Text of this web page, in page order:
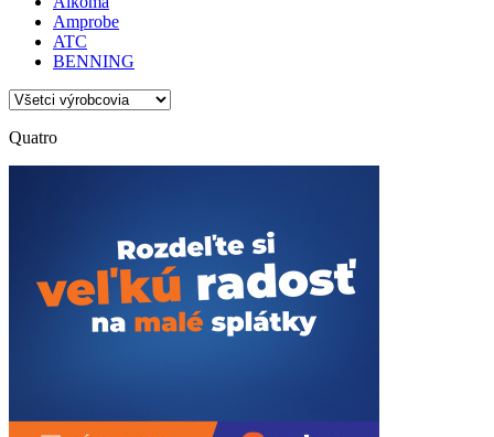
Amprobe
ATC
BENNING
Quatro